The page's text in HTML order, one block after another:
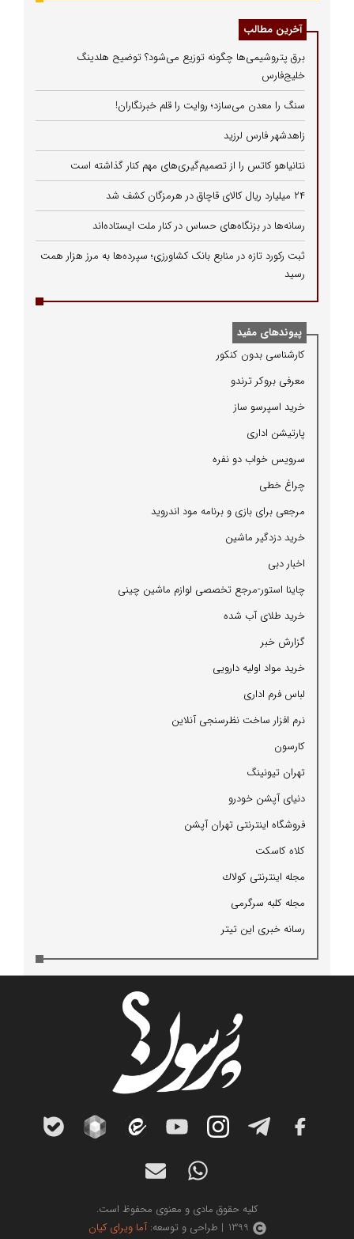
آخرین مطالب
برق پتروشیمی‌ها چگونه توزیع می‌شود؟ توضیح هلدینگ
خلیج‌فارس
سنگ را معدن می‌سازد؛ روایت را قلم خبرنگاران!
زاهدشهر فارس لرزید
نتانیاهو کاتس را از تصمیم‌گیری‌های مهم کنار گذاشته است
۲۴ میلیارد ریال کالای قاچاق در هرمزگان کشف شد
رسانه‌ها در بزنگاه‌های حساس در کنار ملت ایستاده‌اند
ثبت رکورد تازه در منابع بانک کشاورزی؛ سپرده‌ها به مرز هزار همت
رسید
پیوندهای مفید
كارشناسی بدون كنكور
معرفی بروكر ترندو
خرید اسپرسو ساز
پارتیشن اداری
سرویس خواب دو نفره
چراغ خطی
مرجعی برای بازی و برنامه مود اندروید
خرید دزدگیر ماشین
اخبار دبی
چاینا استور-مرجع تخصصی لوازم ماشین چینی
خرید طلای آب شده
گزارش خبر
خرید مواد اولیه دارویی
لباس فرم اداری
نرم افزار ساخت نظرسنجی آنلاین
كارسون
تهران تیونینگ
دنیای آپشن خودرو
فروشگاه اینترنتی تهران آپشن
كلاه كاسكت
مجله اینترنتی كولاك
مجله كلبه سرگرمی
رسانه خبری این تیتر
کلیه حقوق مادی و معنوی محفوظ است.
1399 | طراحی و توسعه:
آما ویرای کیان